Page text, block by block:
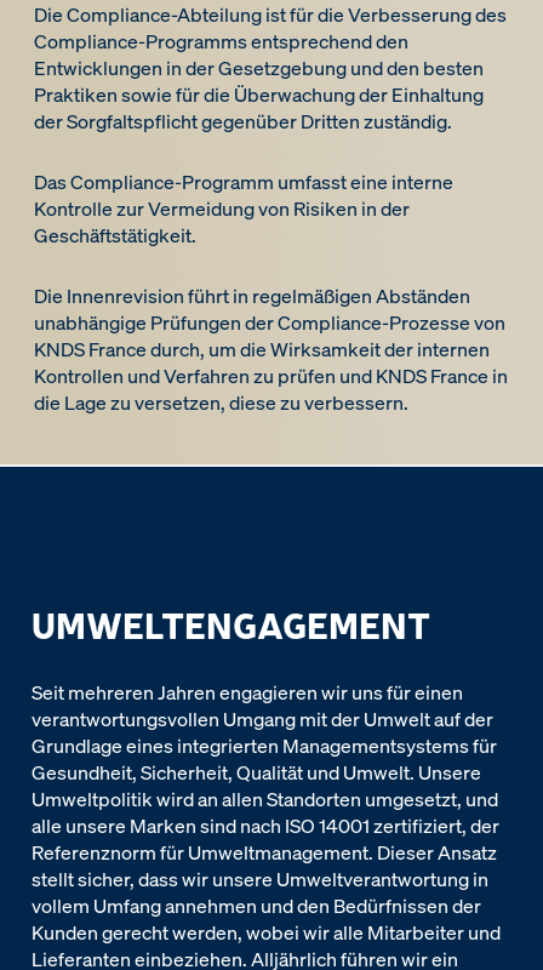
Die Compliance-Abteilung ist für die Verbesserung des
Compliance-Programms entsprechend den
Entwicklungen in der Gesetzgebung und den besten
Praktiken sowie für die Überwachung der Einhaltung
der Sorgfaltspflicht gegenüber Dritten zuständig.
Das Compliance-Programm umfasst eine interne
Kontrolle zur Vermeidung von Risiken in der
Geschäftstätigkeit.
Die Innenrevision führt in regelmäßigen Abständen
unabhängige Prüfungen der Compliance-Prozesse von
KNDS France durch, um die Wirksamkeit der internen
Kontrollen und Verfahren zu prüfen und KNDS France in
die Lage zu versetzen, diese zu verbessern.
UMWELTENGAGEMENT
Seit mehreren Jahren engagieren wir uns für einen
verantwortungsvollen Umgang mit der Umwelt auf der
Grundlage eines integrierten Managementsystems für
Gesundheit, Sicherheit, Qualität und Umwelt. Unsere
Umweltpolitik wird an allen Standorten umgesetzt, und
alle unsere Marken sind nach ISO 14001 zertifiziert, der
Referenznorm für Umweltmanagement. Dieser Ansatz
stellt sicher, dass wir unsere Umweltverantwortung in
vollem Umfang annehmen und den Bedürfnissen der
Kunden gerecht werden, wobei wir alle Mitarbeiter und
Lieferanten einbeziehen. Alljährlich führen wir ein